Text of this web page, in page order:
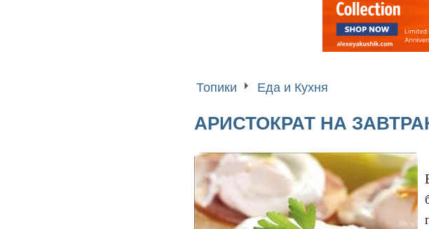
Топики Еда и Кухня
АРИСТОКРАТ НА